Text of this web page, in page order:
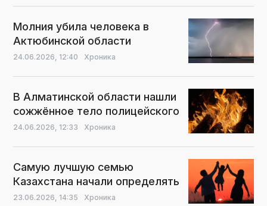
Молния убила человека в
Актюбинской области
24.06.2026, 12:40 Хроника
В Алматинской области нашли
сожжённое тело полицейского
24.06.2026, 12:33 Хроника
Самую лучшую семью
Казахстана начали определять
23.06.2026, 14:35 Хроника